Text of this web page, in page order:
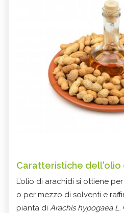
Caratteristiche dell'olio
L’olio di arachidi si ottiene
o per mezzo di solventi e
pianta di Arachis hypogaea L.